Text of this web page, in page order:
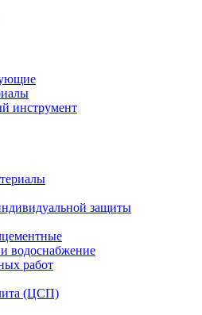
инструмент
защиты
водоснабжение
работ
(ЦСП)